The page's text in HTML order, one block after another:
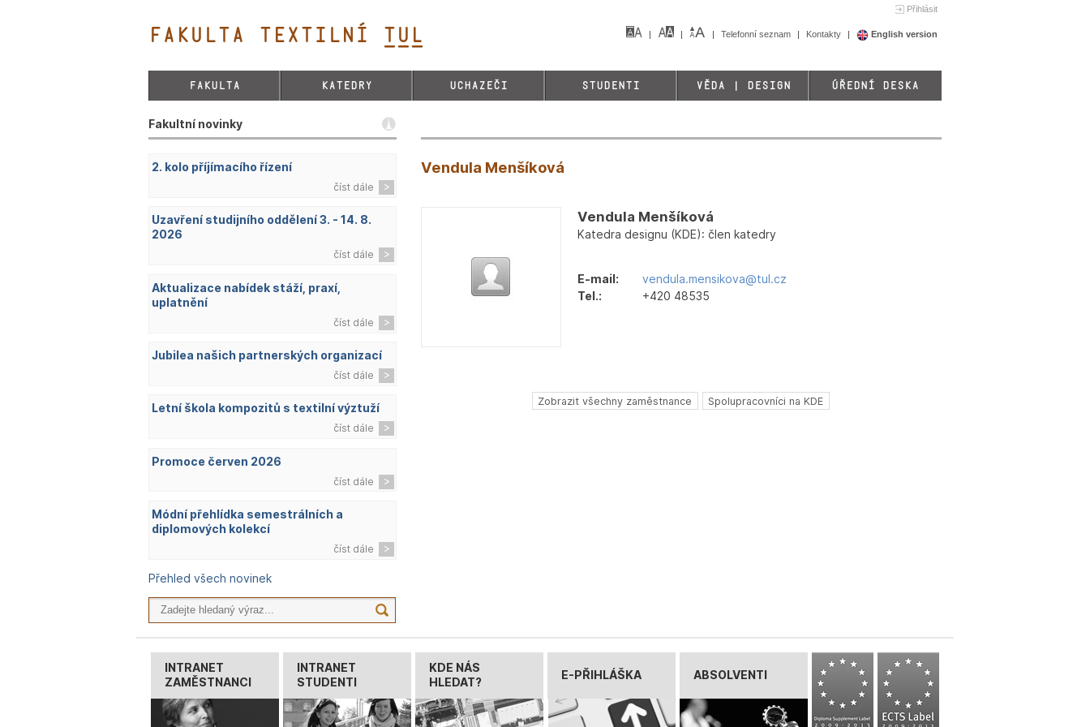
Přihlásit
FAKULTA TEXTILNÍ TUL& Telefonní seznam Kontakty English version
FAKULTA KATEDRY UCHAZEČI STUDENTI VĚDA | DESIGN ÚŘEDNÍ DESKA
Fakultní novinky
2. kolo příjímacího řízení
číst dále
Uzavření studijního oddělení 3. - 14. 8.
2026
číst dále
Aktualizace nabídek stáží, praxí,
uplatnění
číst dále
Jubilea našich partnerských organizací
číst dále
Letní škola kompozitů s textilní výztuží
číst dále
Promoce červen 2026
číst dále
Módní přehlídka semestrálních a
diplomových kolekcí
číst dále
Přehled všech novinek
Vendula Menšíková
Vendula Menšíková
Katedra designu (KDE): člen katedry
E-mail:
vendula.mensikova@tul.cz
Tel.:
+420 48535
Zobrazit všechny zaměstnance Spolupracovníci na KDE
INTRANET
ZAMĚSTNANCI
INTRANET
STUDENTI
KDE NÁS
HLEDAT?
E-PŘIHLÁŠKA ABSOLVENTI